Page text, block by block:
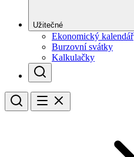
Užitečné
Ekonomický kalendář
Burzovní svátky
Kalkulačky